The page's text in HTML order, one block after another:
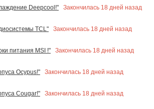
Deepcool!"
Закончилась 18 дней назад
TCL"
Закончилась 18 дней назад
питания MSI !"
Закончилась 18 дней назад
Ocypus!"
Закончилась 18 дней назад
Cougar!"
Закончилась 18 дней назад